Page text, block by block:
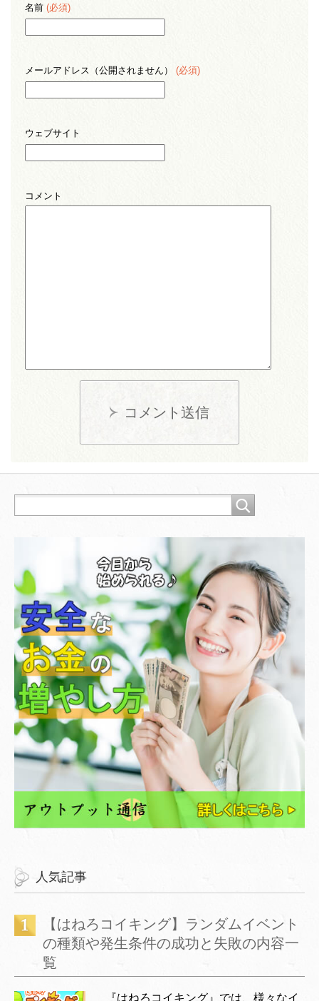
名前 (必須)
メールアドレス（公開されません） (必須)
ウェブサイト
コメント
コメント送信
人気記事
【はねろコイキング】ランダムイベント
の種類や発生条件の成功と失敗の内容一
覧
『はねろコイキング』では、様々なイ